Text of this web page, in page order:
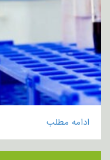
ادامه مطلب